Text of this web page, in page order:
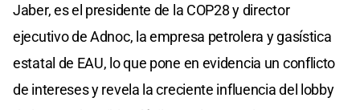
Jaber, es el presidente de la COP28 y director
ejecutivo de Adnoc, la empresa petrolera y gasística
estatal de EAU, lo que pone en evidencia un conflicto
de intereses y revela la creciente influencia del lobby